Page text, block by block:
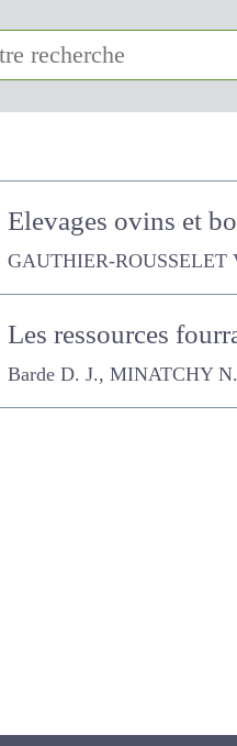
Elevages ovins et
fermes
GAUTHIER-ROUSSELET V.,
Les ressources
tropicales